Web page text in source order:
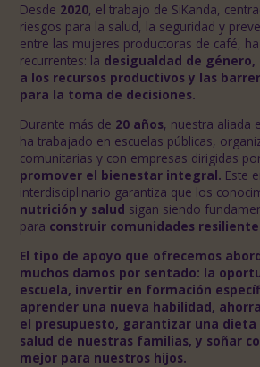
Desde 2020, el trabajo de SiKanda,
riesgos para la salud, la seguridad y
entre las mujeres productoras de café,
recurrentes: la desigualdad de género,
a los recursos productivos y las
para la toma de decisiones.
Durante más de 20 años, nuestra aliada
ha trabajado en escuelas públicas,
comunitarias y con empresas dirigidas
promover el bienestar integral. Este
interdisciplinario garantiza que los
nutrición y salud sigan siendo
para construir comunidades
El tipo de apoyo que ofrecemos
muchos damos por sentado: la
escuela, invertir en formación
aprender una nueva habilidad,
el presupuesto, garantizar una dieta
salud de nuestras familias, y soñar
mejor para nuestros hijos.